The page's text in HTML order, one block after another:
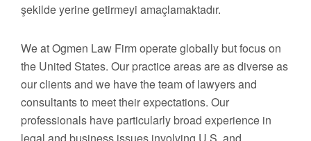
şekilde yerine getirmeyi amaçlamaktadır.
We at Ogmen Law Firm operate globally but focus on
the United States. Our practice areas are as diverse as
our clients and we have the team of lawyers and
consultants to meet their expectations. Our
professionals have particularly broad experience in